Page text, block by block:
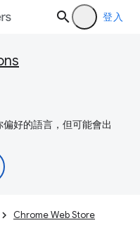
登入
好的語言，但可能會出
Chrome Web Store